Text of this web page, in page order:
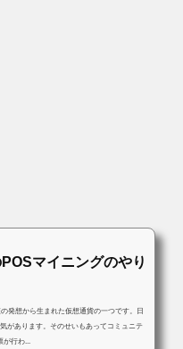
マイニングのやり
発想から生まれた仮想通貨の一つです。日
があります。そのせいもあってコミュニテ
が行わ...